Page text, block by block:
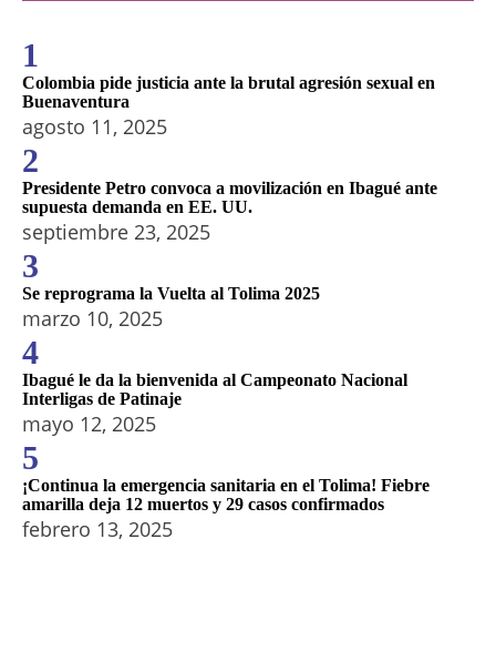
1
Colombia pide justicia ante la brutal agresión sexual en
Buenaventura
agosto 11, 2025
2
Presidente Petro convoca a movilización en Ibagué ante
supuesta demanda en EE. UU.
septiembre 23, 2025
3
Se reprograma la Vuelta al Tolima 2025
marzo 10, 2025
4
Ibagué le da la bienvenida al Campeonato Nacional
Interligas de Patinaje
mayo 12, 2025
5
¡Continua la emergencia sanitaria en el Tolima! Fiebre
amarilla deja 12 muertos y 29 casos confirmados
febrero 13, 2025